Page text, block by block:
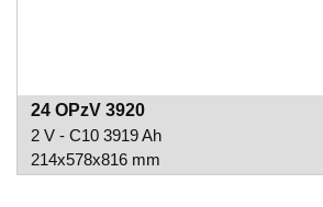
24 OPzV 3920
2 V - C10 3919 Ah
214x578x816 mm